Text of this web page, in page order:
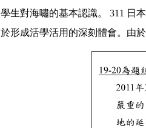
學生對海嘯的基本認識。 311 日
於形成活學活用的深刻體會。由